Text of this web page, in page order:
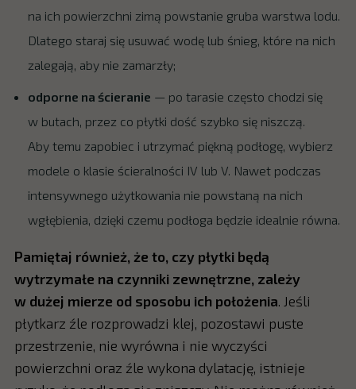
na ich powierzchni zimą powstanie gruba warstwa lodu.
Dlatego staraj się usuwać wodę lub śnieg, które na nich
zalegają, aby nie zamarzły;
odporne na ścieranie — po tarasie często chodzi się
w butach, przez co płytki dość szybko się niszczą.
Aby temu zapobiec i utrzymać piękną podłogę, wybierz
modele o klasie ścieralności IV lub V. Nawet podczas
intensywnego użytkowania nie powstaną na nich
wgłębienia, dzięki czemu podłoga będzie idealnie równa.
Pamiętaj również, że to, czy płytki będą
wytrzymałe na czynniki zewnętrzne, zależy
w dużej mierze od sposobu ich położenia. Jeśli
płytkarz źle rozprowadzi klej, pozostawi puste
przestrzenie, nie wyrówna i nie wyczyści
powierzchni oraz źle wykona dylatację, istnieje